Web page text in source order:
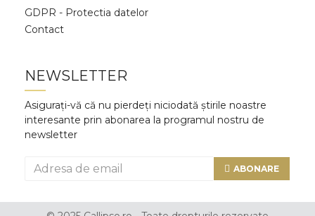
GDPR - Protectia datelor
Contact
NEWSLETTER
Asigurați-vă că nu pierdeți niciodată știrile noastre
interesante prin abonarea la programul nostru de
newsletter
ABONARE